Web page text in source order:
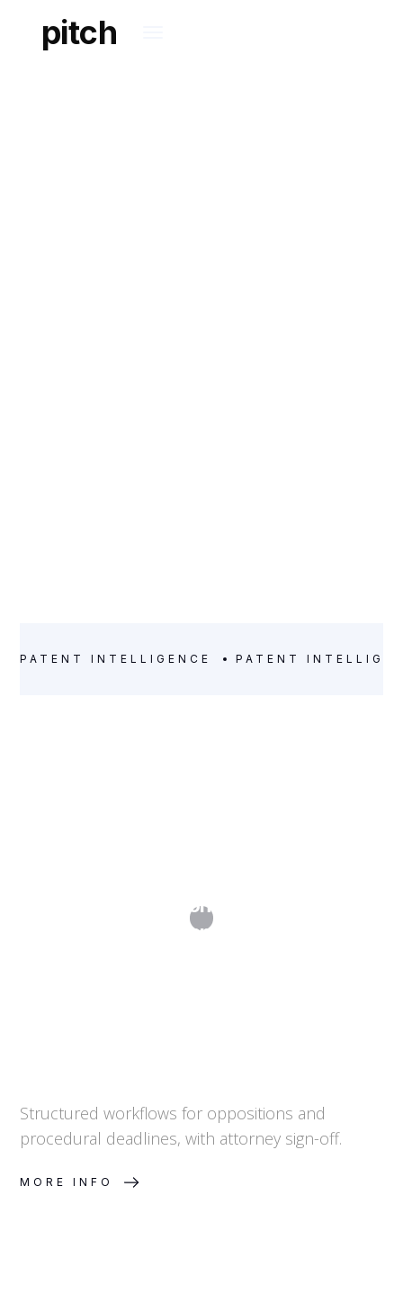
pitch
PATENT INTELLIGENCE PATENT
Patent Opposition and Procedural
Support
Structured workflows for oppositions and
procedural deadlines, with attorney sign-off.
MORE INFO